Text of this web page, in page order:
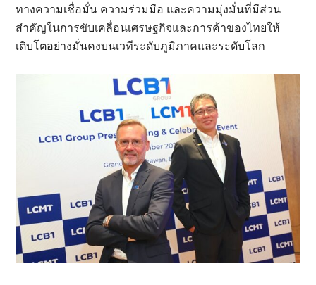
ทางความเชื่อมั่น ความร่วมมือ และความมุ่งมั่นที่มีส่วน
สำคัญในการขับเคลื่อนเศรษฐกิจและการค้าของไทยให้
เติบโตอย่างมั่นคงบนเวทีระดับภูมิภาคและระดับโลก